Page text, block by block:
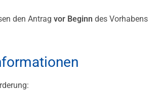
den Antrag vor Beginn des Vorhabens